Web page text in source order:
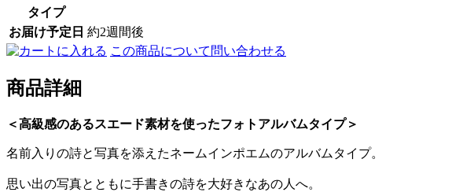
タイプ
お届け予定日 約2週間後
この商品について問い合わせる
商品詳細
＜高級感のあるスエード素材を使ったフォトアルバムタイプ＞
名前入りの詩と写真を添えたネームインポエムのアルバムタイプ。
思い出の写真とともに手書きの詩を大好きなあの人へ。